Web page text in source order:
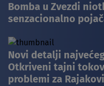
Bomba u Zvezdi
senzacionalno
Novi detalji
Otkriveni tajni
problemi za